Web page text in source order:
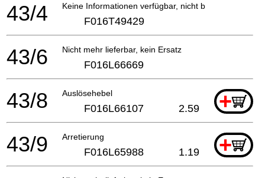
Keine Informationen verfügbar, nicht bestellbar
43/4 F016T49429
Nicht mehr lieferbar, kein Ersatz
43/6 F016L66669
Auslösehebel +
43/8 F016L66107 2.59
Arretierung +
43/9 F016L65988 1.19